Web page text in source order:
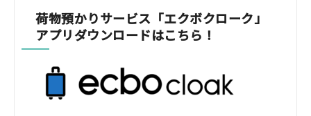
荷物預かりサービス「エクボクローク」
アプリダウンロードはこちら！